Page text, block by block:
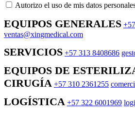
Autorizo ​​el uso de mis datos
EQUIPOS GENERALES
ventas@xingmedical.com
SERVICIOS +57 313 8408686
EQUIPOS DE
CIRUGÍA +57 310 2361255
LOGÍSTICA +57 322 6001969